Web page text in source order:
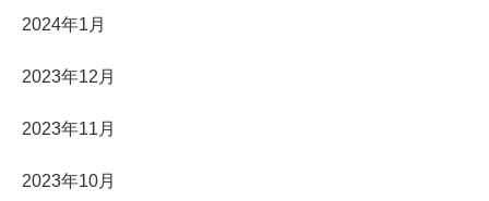
2024年1月
2023年12月
2023年11月
2023年10月